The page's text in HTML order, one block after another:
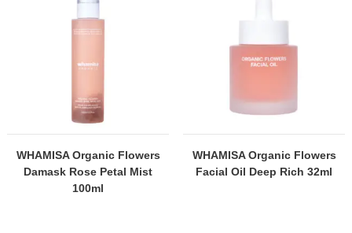
WHAMISA Organic Flowers
Damask Rose Petal Mist
100ml
WHAMISA Organic Flowers
Facial Oil Deep Rich 32ml